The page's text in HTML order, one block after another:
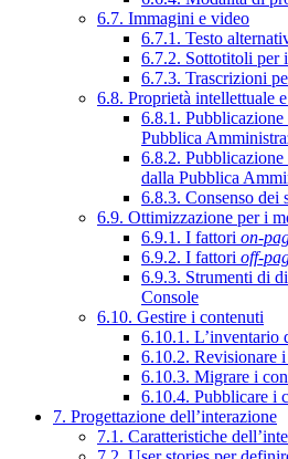
6.7. Immagini e video
6.7.1. Testo
6.7.2. Sottotitoli per
6.7.3. Trascrizioni
6.8. Proprietà intellettuale
6.8.1.
Pubblica
6.8.2.
dalla Pubblica
6.8.3. Consenso dei
6.9. Ottimizzazione per i
6.9.1. I fattori on-
6.9.2. I fattori off-
6.9.3. Strumenti di
Console
6.10. Gestire i contenuti
6.10.1. L’inventario
6.10.2. Revisionare
6.10.3. Migrare i
6.10.4. Pubblicare i
7. Progettazione dell’interazione
7.1. Caratteristiche